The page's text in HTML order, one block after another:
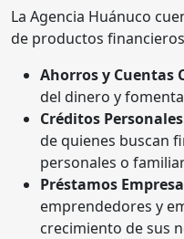
La Agencia Huánuco
de productos
Ahorros y Cuentas
del dinero y
Créditos
de quienes buscan
personales o
Préstamos
emprendedores y
crecimiento de sus